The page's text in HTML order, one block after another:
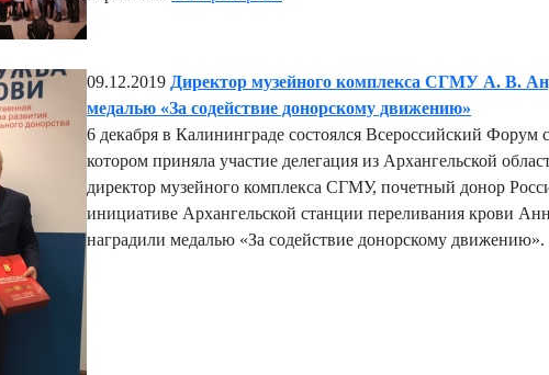
09.12.2019 Директор музейного комплекса СГМУ А. В.
медалью «За содействие донорскому движению»
6 декабря в Калининграде состоялся Всероссийский Форум
котором приняла участие делегация из Архангельской
директор музейного комплекса СГМУ, почетный донор
инициативе Архангельской станции переливания крови
наградили медалью «За содействие донорскому движению».